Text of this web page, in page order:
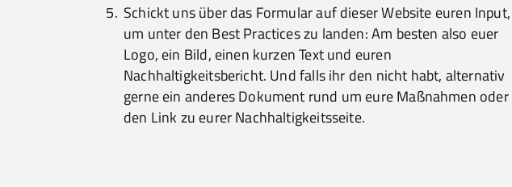
Schickt uns über das Formular auf dieser Website euren Input,
um unter den Best Practices zu landen: Am besten also euer
Logo, ein Bild, einen kurzen Text und euren
Nachhaltigkeitsbericht. Und falls ihr den nicht habt, alternativ
gerne ein anderes Dokument rund um eure Maßnahmen oder
den Link zu eurer Nachhaltigkeitsseite.